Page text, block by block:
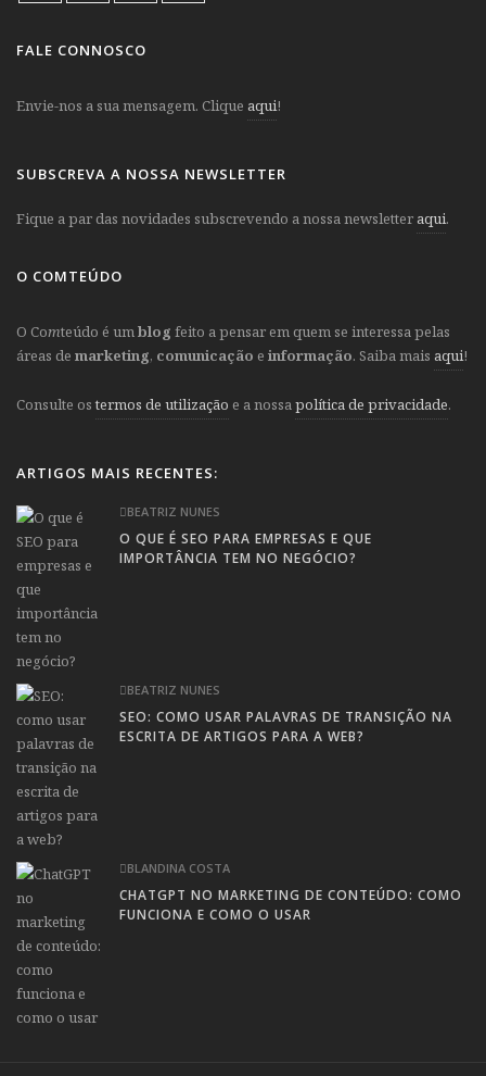
FALE CONNOSCO
Envie-nos a sua mensagem. Clique aqui!
SUBSCREVA A NOSSA NEWSLETTER
Fique a par das novidades subscrevendo a nossa newsletter aqui.
O COMTEÚDO
O Comteúdo é umblog feito a pensar em quem se interessa pelas
áreas de marketing, comunicação e informação. Saiba mais aqui!
Consulte ostermos de utilização e a nossapolítica de privacidade.
ARTIGOS MAIS RECENTES:
BEATRIZ NUNES
O QUE É SEO PARA EMPRESAS E QUE
IMPORTÂNCIA TEM NO NEGÓCIO?
BEATRIZ NUNES
SEO: COMO USAR PALAVRAS DE TRANSIÇÃO NA
ESCRITA DE ARTIGOS PARA A WEB?
BLANDINA COSTA
CHATGPT NO MARKETING DE CONTEÚDO: COMO
FUNCIONA E COMO O USAR